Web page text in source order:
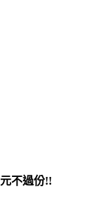
不過份!!